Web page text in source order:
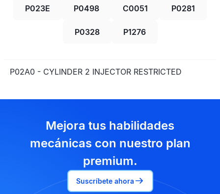
P023E P0498 C0051 P0281
P0328 P1276
P02A0 - CYLINDER 2 INJECTOR RESTRICTED
Mejora tus habilidades
mecánicas con nuestro plan
premium.
Suscríbete ahora